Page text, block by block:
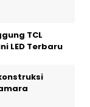
TCL
LED Terbaru